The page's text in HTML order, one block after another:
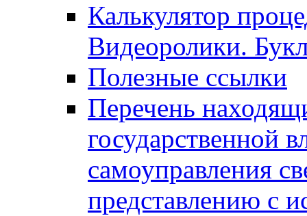
Калькулятор
Видеоролики.
Полезные ссылки
Перечень
государственной
самоуправления
представлению с